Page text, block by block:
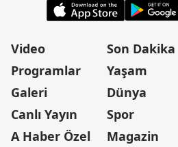
Video
Programlar
Galeri
Canlı Yayın
A Haber Özel
Son Dakika
Yaşam
Dünya
Spor
Magazin